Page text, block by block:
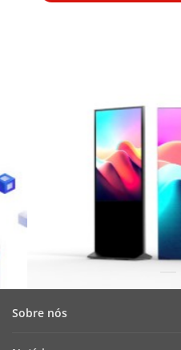
Sobre nós